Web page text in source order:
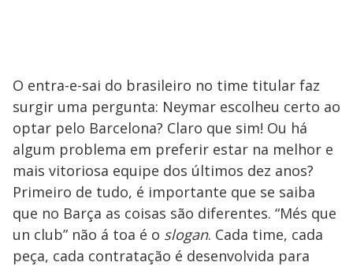
O entra-e-sai do brasileiro no time titular faz
surgir uma pergunta: Neymar escolheu certo ao
optar pelo Barcelona? Claro que sim! Ou há
algum problema em preferir estar na melhor e
mais vitoriosa equipe dos últimos dez anos?
Primeiro de tudo, é importante que se saiba
que no Barça as coisas são diferentes. “Més que
un club” não á toa é o slogan. Cada time, cada
peça, cada contratação é desenvolvida para